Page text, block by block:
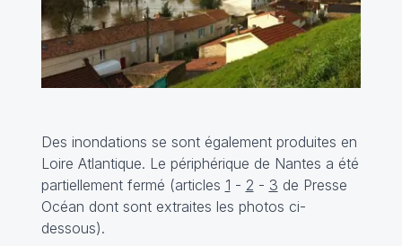
Des inondations se sont également produites en
Loire Atlantique. Le périphérique de Nantes a été
partiellement fermé (articles 1 - 2 - 3 de Presse
Océan dont sont extraites les photos ci-
dessous).